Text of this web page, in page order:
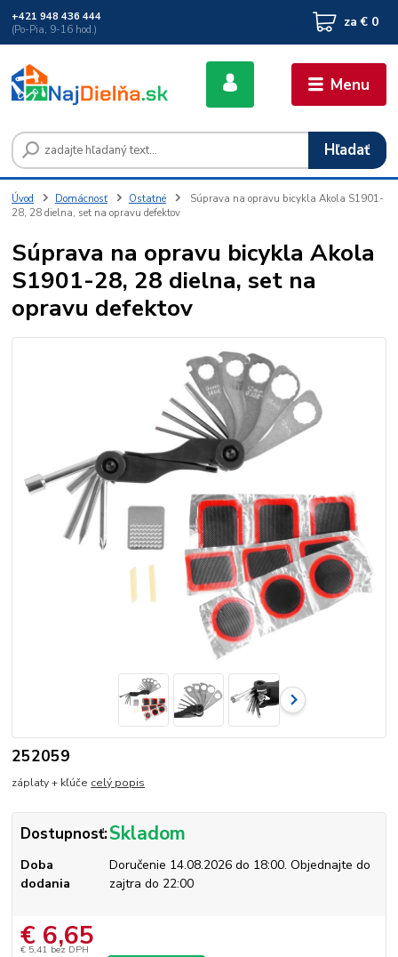
Menu
Hľadať
+421 948 436 444
(Po-Pia, 9-16 hod.)
za € 0
Úvod Domácnosť Ostatné
Súprava na opravu bicykla Akola S1901-
28, 28 dielna, set na opravu defektov
Súprava na opravu bicykla Akola
S1901-28, 28 dielna, set na
opravu defektov
252059
záplaty + kľúče celý popis
Dostupnosť:Skladom
Doba
dodania
Doručenie 14.08.2026 do 18:00. Objednajte do
zajtra do 22:00
€ 6,65
€ 5,41 bez DPH